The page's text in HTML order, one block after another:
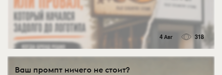
4 Авг 318
Ваш промпт ничего не стоит?